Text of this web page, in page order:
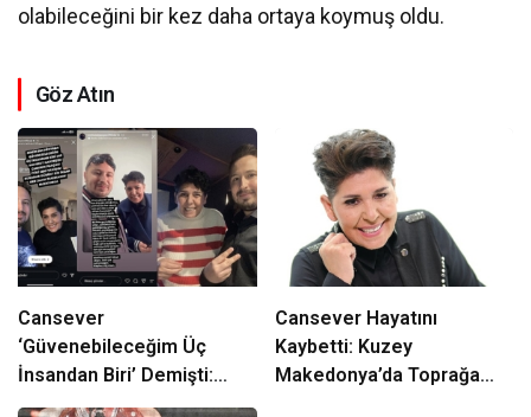
olabileceğini bir kez daha ortaya koymuş oldu.
Göz Atın
Cansever
‘Güvenebileceğim Üç
İnsandan Biri’ Demişti:
Mahmut Görgen’den
Cansever Hayatını
Kaybetti: Kuzey
Makedonya’da Toprağa